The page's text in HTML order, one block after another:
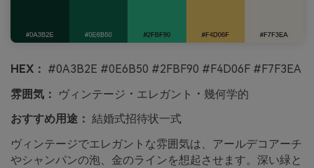
HEX： #0A3B2E #0E6B50 #2FBF90 #F4D06F #F7F3EA
雰囲気：
ヴィンテージ・エレガント・幾何学的
おすすめ用途： 結婚式招待状一式
ヴィンテージでエレガントな雰囲気は、アールデコアーチ
やシャンパンの泡、金のラインを想起させます。深い緑と